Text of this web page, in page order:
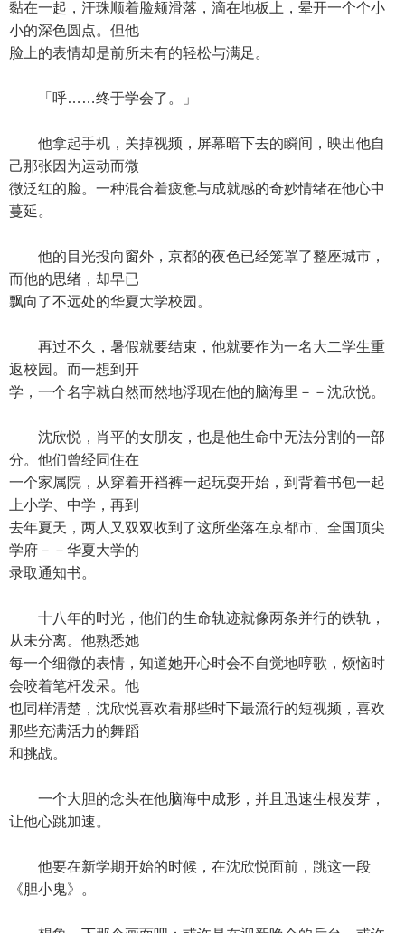
黏在一起，汗珠顺着脸颊滑落，滴在地板上，晕开一个个小
小的深色圆点。但他
脸上的表情却是前所未有的轻松与满足。
「呼……终于学会了。」
他拿起手机，关掉视频，屏幕暗下去的瞬间，映出他自
己那张因为运动而微
微泛红的脸。一种混合着疲惫与成就感的奇妙情绪在他心中
蔓延。
他的目光投向窗外，京都的夜色已经笼罩了整座城市，
而他的思绪，却早已
飘向了不远处的华夏大学校园。
再过不久，暑假就要结束，他就要作为一名大二学生重
返校园。而一想到开
学，一个名字就自然而然地浮现在他的脑海里－－沈欣悦。
沈欣悦，肖平的女朋友，也是他生命中无法分割的一部
分。他们曾经同住在
一个家属院，从穿着开裆裤一起玩耍开始，到背着书包一起
上小学、中学，再到
去年夏天，两人又双双收到了这所坐落在京都市、全国顶尖
学府－－华夏大学的
录取通知书。
十八年的时光，他们的生命轨迹就像两条并行的铁轨，
从未分离。他熟悉她
每一个细微的表情，知道她开心时会不自觉地哼歌，烦恼时
会咬着笔杆发呆。他
也同样清楚，沈欣悦喜欢看那些时下最流行的短视频，喜欢
那些充满活力的舞蹈
和挑战。
一个大胆的念头在他脑海中成形，并且迅速生根发芽，
让他心跳加速。
他要在新学期开始的时候，在沈欣悦面前，跳这一段
《胆小鬼》。